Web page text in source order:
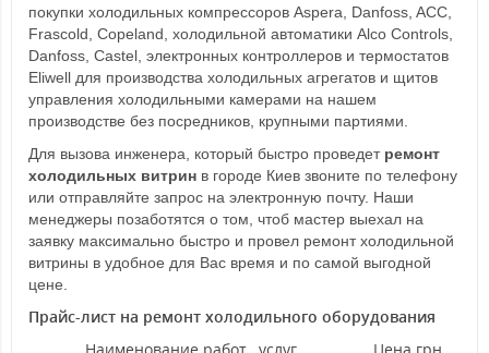
покупки холодильных компрессоров Aspera, Danfoss, ACC,
Frascold, Copeland, холодильной автоматики Alco Controls,
Danfoss, Castel, электронных контроллеров и термостатов
Eliwell для производства холодильных агрегатов и щитов
управления холодильными камерами на нашем
производстве без посредников, крупными партиями.
Для вызова инженера, который быстро проведет ремонт
холодильных витрин в городе Киев звоните по телефону
или отправляйте запрос на электронную почту. Наши
менеджеры позаботятся о том, чтоб мастер выехал на
заявку максимально быстро и провел ремонт холодильной
витрины в удобное для Вас время и по самой выгодной
цене.
Прайс-лист на ремонт холодильного оборудования